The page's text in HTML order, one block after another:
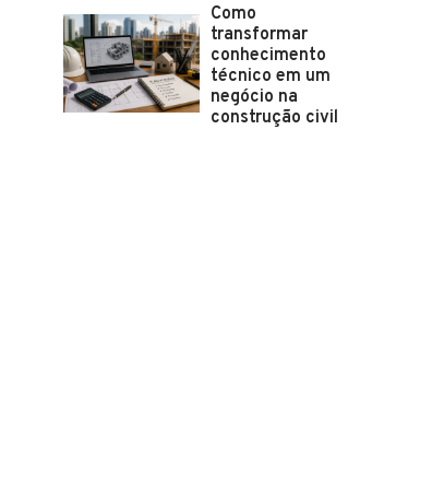
Como
transformar
conhecimento
técnico em um
negócio na
construção civil